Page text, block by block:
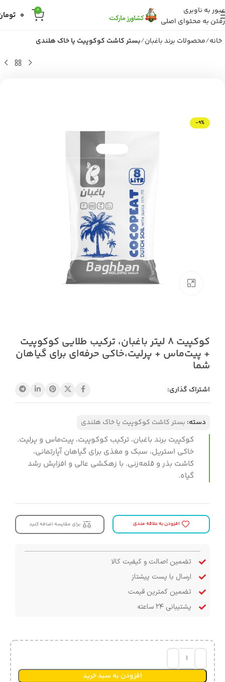
عبور به ناوبری
رفتن به محتوای اصلی
0
0
خانه محصولات برند باغبان بستر کاشت کوکوپیت یا خاک هلندی
-9%
بزرگنمایی تصویر
کوکپیت 8 لیتر باغبان، ترکیب طلایی کوکوپیت
+ پیت‌ماس + پرلیت،خاکی حرفه‌ای برای گیاهان
شما
اشتراک گذاری:
دسته: بستر کاشت کوکوپیت یا خاک هلندی
کوکپیت برند باغبان، ترکیب کوکوپیت، پیت‌ماس و پرلیت.
خاکی استریل، سبک و مغذی برای گیاهان آپارتمانی،
کاشت بذر و قلمه‌زنی. با زهکشی عالی و افزایش رشد
گیاه.
افزودن به علاقه مندی برای مقایسه اضافه کنید
تضمین اصالت و کیفیت کالا
ارسال با پست پیشتاز
تضمین کمترین قیمت
پشتیبانی ۲۴ ساعته
افزودن به سبد خرید